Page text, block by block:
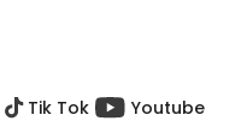
hvězdiček.
Tik Tok Youtube